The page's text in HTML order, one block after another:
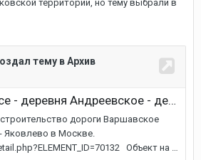
территории, но тему выбрали в